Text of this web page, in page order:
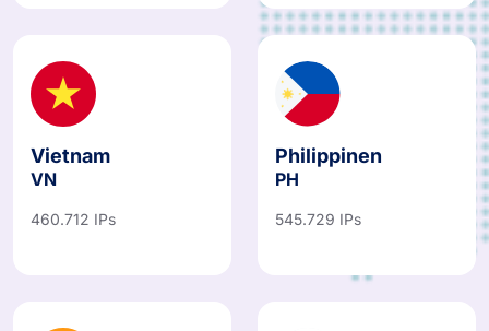
Vietnam
VN
460.712 IPs
Philippinen
PH
545.729 IPs